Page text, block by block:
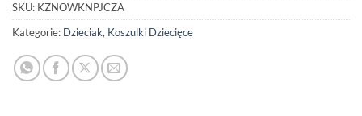
SKU: KZNOWKNPJCZA
Kategorie: Dzieciak, Koszulki Dziecięce